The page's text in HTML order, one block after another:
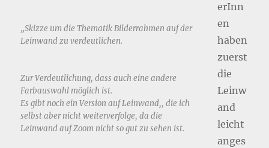
„Skizze um die Thematik Bilderrahmen auf der
Leinwand zu verdeutlichen.
Zur Verdeutlichung, dass auch eine andere
Farbauswahl möglich ist.
Es gibt noch ein Version auf Leinwand,, die ich
selbst aber nicht weiterverfolge, da die
Leinwand auf Zoom nicht so gut zu sehen ist.
erInn
en
haben
zuerst
die
Leinw
and
leicht
anges